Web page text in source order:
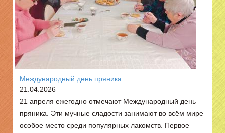
Международный день пряника
21.04.2026
21 апреля ежегодно отмечают Международный день
пряника. Эти мучные сладости занимают во всём мире
особое место среди популярных лакомств. Первое